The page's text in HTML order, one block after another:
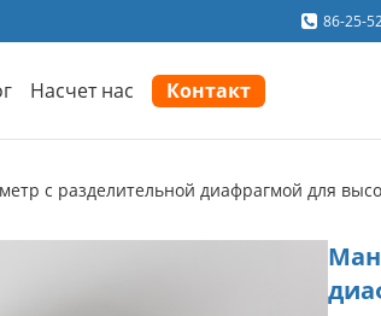
86-25-
Насчет нас Контакт
с разделительной диафрагмой для